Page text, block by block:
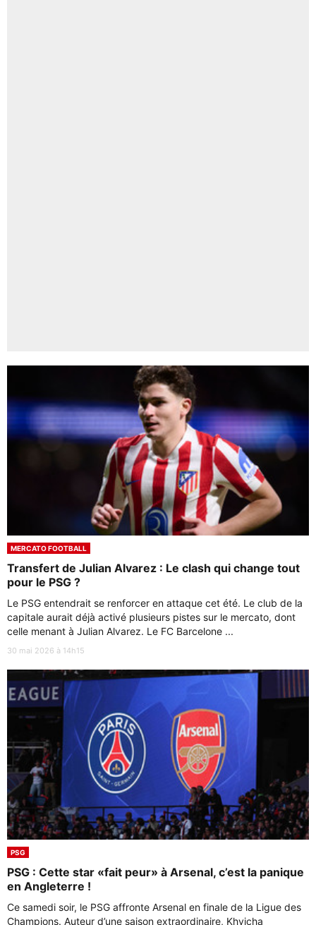
MERCATO FOOTBALL
Transfert de Julian Alvarez : Le clash qui change tout
pour le PSG ?
Le PSG entendrait se renforcer en attaque cet été. Le club de la
capitale aurait déjà activé plusieurs pistes sur le mercato, dont
celle menant à Julian Alvarez. Le FC Barcelone ...
30 mai 2026 à 14h15
PSG
PSG : Cette star «fait peur» à Arsenal, c’est la panique
en Angleterre !
Ce samedi soir, le PSG affronte Arsenal en finale de la Ligue des
Champions. Auteur d’une saison extraordinaire, Khvicha